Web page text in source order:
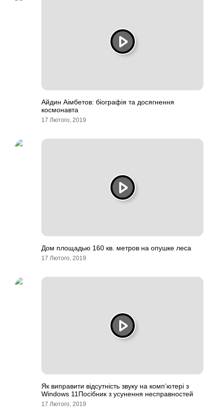
Айдин Аімбетов: біографія та досягнення
космонавта
17 Лютого, 2019
Дом площадью 160 кв. метров на опушке леса
17 Лютого, 2019
Як виправити відсутність звуку на комп’ютері з
Windows 11Посібник з усунення несправностей
17 Лютого, 2019